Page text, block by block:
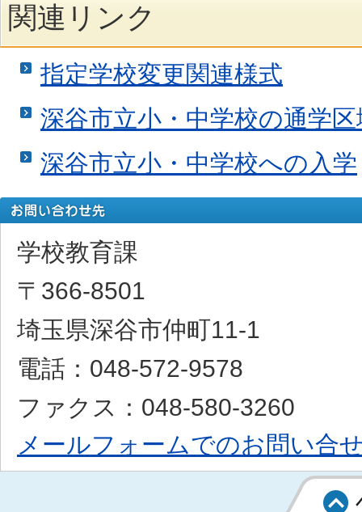
関連リンク
指定学校変更関連様式
深谷市立小・中学校の通学
深谷市立小・中学校への入学
学校教育課
〒366-8501
埼玉県深谷市仲町11-1
電話：048-572-9578
ファクス：048-580-3260
メールフォームでのお問い合